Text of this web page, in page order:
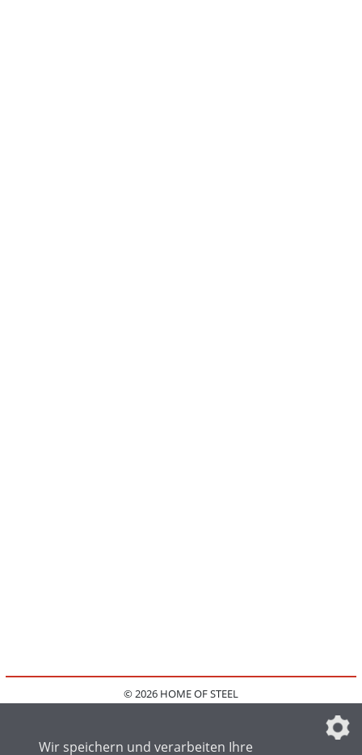
© 2026 HOME OF STEEL
IMPRESSUM
FAQ
DATENSCHUTZEINSTELLUNGEN
Wir speichern und verarbeiten Ihre